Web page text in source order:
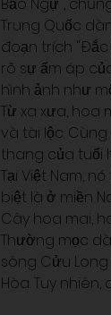
Bảo Ngự",
Trung Quốc
đoạn trích "Đắc
rõ sự ấm áp
hình ảnh như
Từ xa xưa,
và tài lộc.
thang của tuổi
Tại Việt Nam,
biệt là ở miền
Cây hoa mai,
Thường mọc
sông Cửu
Hòa. Tuy